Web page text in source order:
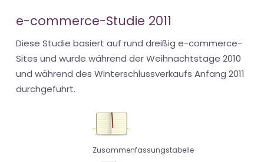
e-commerce-Studie 2011
Diese Studie basiert auf rund dreißig e-commerce-
Sites und wurde während der Weihnachtstage 2010
und während des Winterschlussverkaufs Anfang 2011
durchgeführt.
Zusammenfassungstabelle